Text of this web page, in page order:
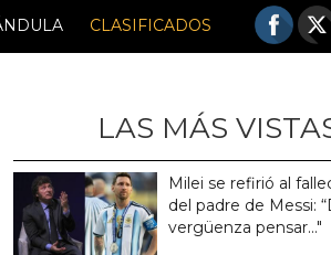
CLASIFICADOS
LAS MÁS
Milei se refirió al
del padre de Messi:
vergüenza pensar..."